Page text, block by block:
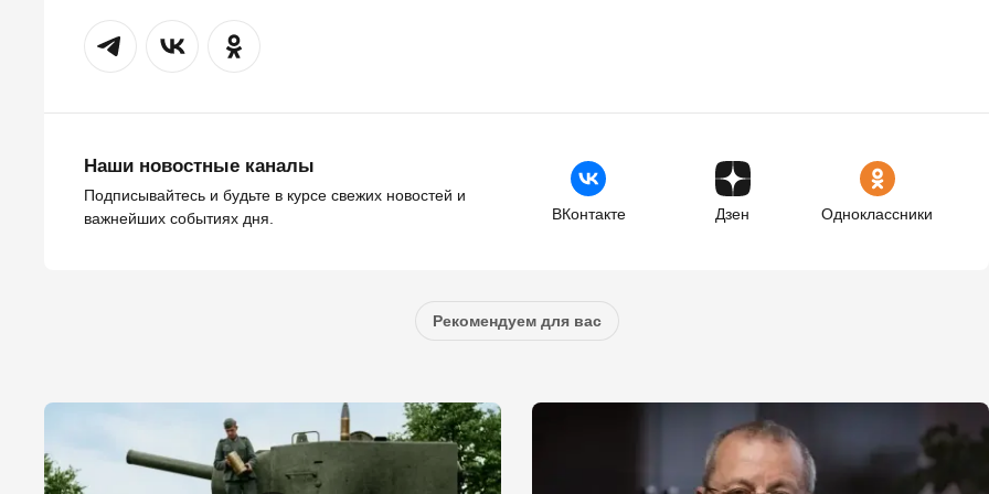
Наши новостные каналы
Подписывайтесь и будьте в курсе свежих новостей и
важнейших событиях дня.
ВКонтакте Дзен Одноклассники
Рекомендуем для вас